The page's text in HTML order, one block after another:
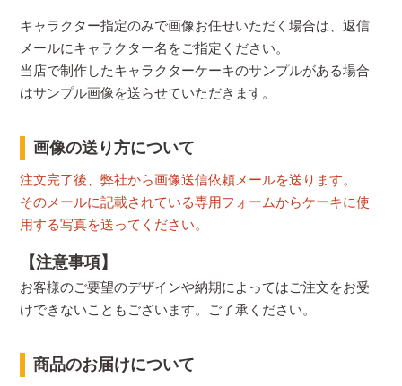
キャラクター指定のみで画像お任せいただく場合は、返信
メールにキャラクター名をご指定ください。
当店で制作したキャラクターケーキのサンプルがある場合
はサンプル画像を送らせていただきます。
画像の送り方について
注文完了後、弊社から画像送信依頼メールを送ります。
そのメールに記載されている専用フォームからケーキに使
用する写真を送ってください。
【注意事項】
お客様のご要望のデザインや納期によってはご注文をお受
けできないこともございます。ご了承ください。
商品のお届けについて